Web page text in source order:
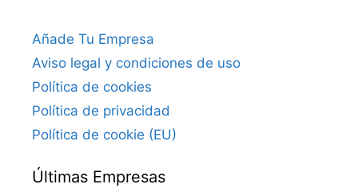
Añade Tu Empresa
Aviso legal y condiciones de uso
Política de cookies
Política de privacidad
Política de cookie (EU)
Últimas Empresas